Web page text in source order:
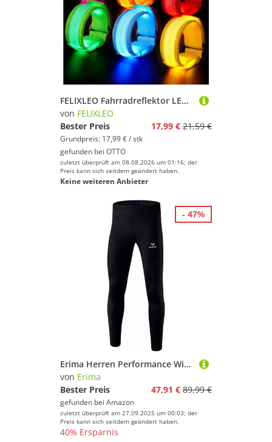
FELIXLEO Fahrradreflektor LED Armband Lichtband blinkend Sicherheit Joggen Laufen Outdoor, (1 St)
von FELIXLEO
Bester Preis
17,99 € 21,59 €
Grundpreis: 17,99 € / stk
gefunden bei OTTO
zuletzt überprüft am 08.08.2026 um 01:16; der
Preis kann sich seitdem geändert haben.
Keine weiteren Anbieter
Erima Herren Performance Winter Laufhose (8290704), schwarz, L
von Erima
Bester Preis
47,91 € 89,99 €
gefunden bei Amazon
zuletzt überprüft am 27.09.2025 um 00:03; der
Preis kann sich seitdem geändert haben.
40% Ersparnis
- 47%